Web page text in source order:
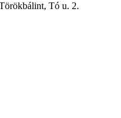
Tó u. 2.